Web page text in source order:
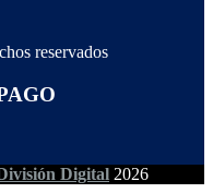
reservados
Digital 2026